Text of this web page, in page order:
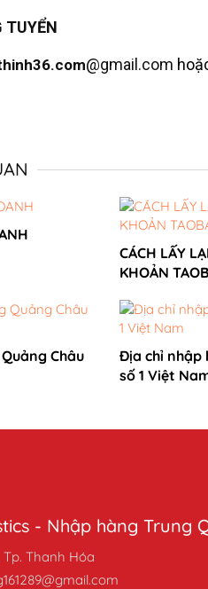
TUYỂN
@gmail.com
CÁCH LẤY
KHOẢN
Châu
Địa chỉ nhập
số 1 Việt
- Nhập hàng Trung
Thanh Hóa